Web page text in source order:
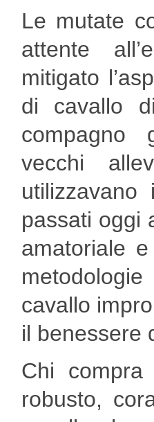
Le mutate
attente
mitigato
di cavallo
compagno
vecchi
passati oggi
amatoriale
cavallo
il benessere
Chi
robusto,